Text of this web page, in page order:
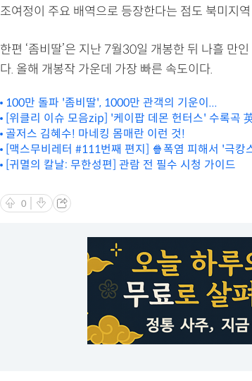
조여정이 주요 배역으로 등장한다는 점도 북미지
한편 ‘좀비딸’은 지난 7월30일 개봉한 뒤 나흘 만
다. 올해 개봉작 가운데 가장 빠른 속도이다.
100만 돌파 '좀비딸', 1000만 관객의 기운이...
[위클리 이슈 모음zip] '케이팝 데몬 헌터스' 수록곡
골저스 김혜수! 마네킹 몸매란 이런 것!
[맥스무비레터 #111번째 편지] 🍿폭염 피해서 '극캉
장🙌)
[귀멸의 칼날: 무한성편] 관람 전 필수 시청 가이드
0